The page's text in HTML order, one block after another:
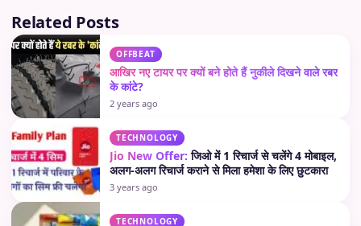
Related Posts
OFFBEAT
आखिर नए टायर पर क्यों बने होते हैं नुकीले दिखने वाले रबर
के कांटे?
2 years ago
TECHNOLOGY
Jio New Offer: जिओ में 1 रिचार्ज से चलेंगे 4 मोबाइल,
अलग-अलग रिचार्ज कराने से मिला हमेशा के लिए छुटकारा
3 years ago
TECHNOLOGY